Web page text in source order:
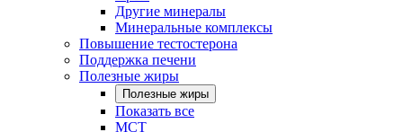
Другие минералы
Минеральные комплексы
Повышение тестостерона
Поддержка печени
Полезные жиры
Полезные жиры
Показать все
MCT